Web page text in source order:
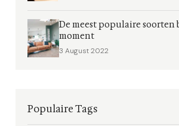
De meest populaire
moment
3 August 2022
Populaire Tags